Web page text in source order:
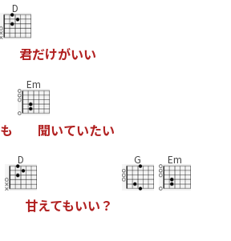
D
君だけがいい
も
Em
聞いていたい
D
甘えてもいい ？
G Em